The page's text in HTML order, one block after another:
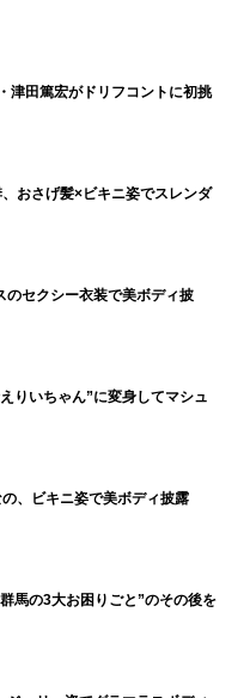
津田篤宏がドリフコントに初挑
おさげ髪×ビキニ姿でスレンダ
のセクシー衣装で美ボディ披
りいちゃん”に変身してマシュ
、ビキニ姿で美ボディ披露
馬の3大お困りごと”のその後を